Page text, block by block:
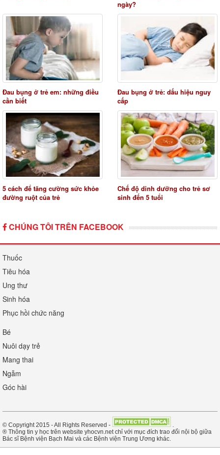
ngày?
Đau bụng ở trẻ em: những điều
cần biết
Đau bụng ở trẻ: dấu hiệu nguy
cấp
5 cách để tăng cường sức khỏe
đường ruột của trẻ
Chế độ dinh dưỡng cho trẻ sơ
sinh đến 5 tuổi
CHÚNG TÔI TRÊN FACEBOOK
Thuốc
Tiêu hóa
Ung thư
Sinh hóa
Phục hồi chức năng
Bé
Nuôi dạy trẻ
Mang thai
Ngẫm
Góc hài
© Copyright 2015 - All Rights Reserved -
.
® Thông tin y học trên website yhocvn.net chỉ với mục đích trao đổi nội bộ giữa
Bác sĩ Bệnh viện Bạch Mai và các Bệnh viện Trung Ương khác.